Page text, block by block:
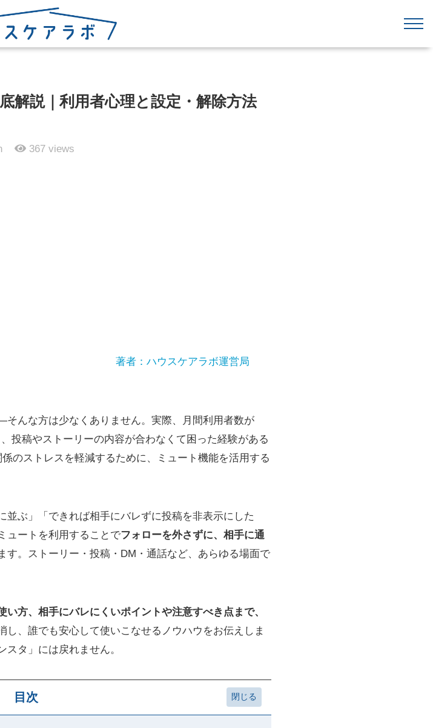
解説｜利用者心理と設定・解除方法
367 views
著者：ハウスケアラボ運営局
んな方は少なくありません。実際、月間利用者数が
投稿やストーリーの内容が合わなくて困った経験がある
のストレスを軽減するために、ミュート機能を活用する
並ぶ」「できれば相手にバレずに投稿を非表示にした
ュートを利用することでフォローを外さずに、相手に通
す。ストーリー・投稿・DM・通話など、あらゆる場面で
方、相手にバレにくいポイントや注意すべき点まで、
し、誰でも安心して使いこなせるノウハウをお伝えしま
タ」には戻れません。
目次